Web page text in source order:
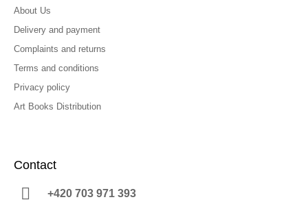
About Us
Delivery and payment
Complaints and returns
Terms and conditions
Privacy policy
Art Books Distribution
Contact
+420 703 971 393